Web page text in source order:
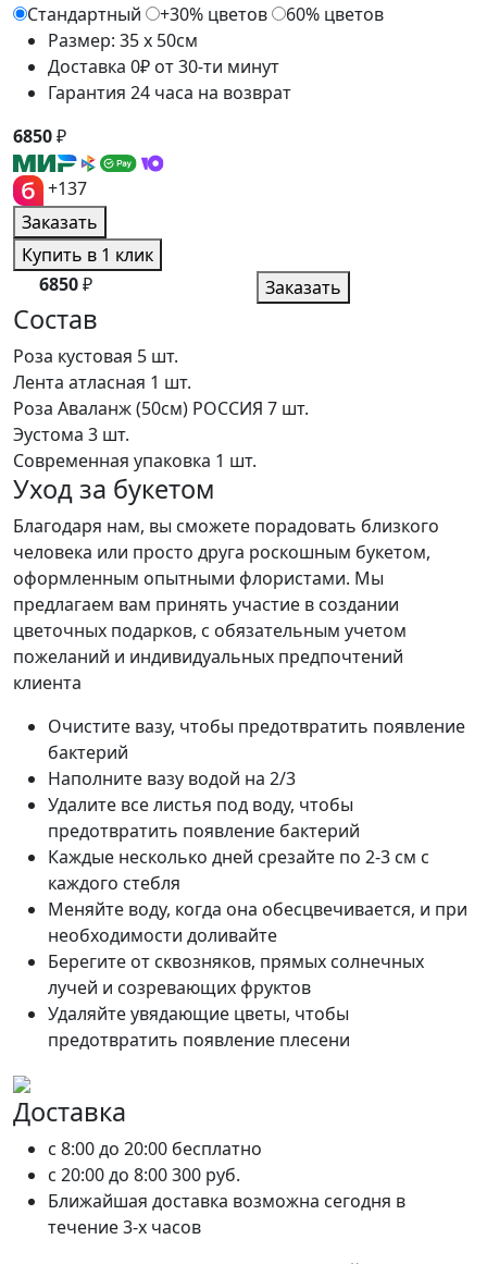
Стандартный
+30% цветов
60% цветов
Размер: 35 x 50см
Доставка 0₽ от 30-ти минут
Гарантия 24 часа на возврат
6850₽
+137
Заказать
Купить в 1 клик
6850₽ Заказать
Состав
Роза кустовая 5 шт.
Лента атласная 1 шт.
Роза Аваланж (50см) РОССИЯ 7 шт.
Эустома 3 шт.
Современная упаковка 1 шт.
Уход за букетом
Благодаря нам, вы сможете порадовать близкого
человека или просто друга роскошным букетом,
оформленным опытными флористами. Мы
предлагаем вам принять участие в создании
цветочных подарков, с обязательным учетом
пожеланий и индивидуальных предпочтений
клиента
Очистите вазу, чтобы предотвратить появление
бактерий
Наполните вазу водой на 2/3
Удалите все листья под воду, чтобы
предотвратить появление бактерий
Каждые несколько дней срезайте по 2-3 см с
каждого стебля
Меняйте воду, когда она обесцвечивается, и при
необходимости доливайте
Берегите от сквозняков, прямых солнечных
лучей и созревающих фруктов
Удаляйте увядающие цветы, чтобы
предотвратить появление плесени
Доставка
c 8:00 до 20:00 бесплатно
c 20:00 до 8:00300 руб.
Ближайшая доставка возможна сегодня в
течение 3-х часов